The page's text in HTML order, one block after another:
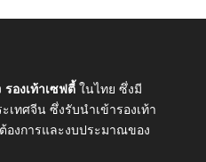
รองเท้าเซฟตี้ ในไทย ซึ่งมี
เทศจีน ซึ่งรับนำเข้ารองเท้า
งการและงบประมาณของ